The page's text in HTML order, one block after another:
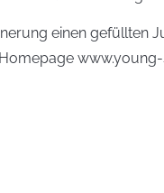
einen gefüllten